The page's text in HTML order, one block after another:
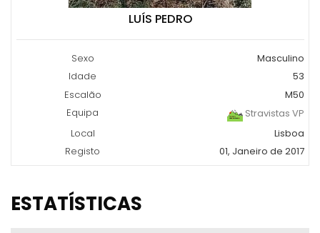
LUÍS PEDRO
Sexo
Masculino
Idade
53
Escalão
M50
Equipa
Stravistas VP
Local
Lisboa
Registo
01, Janeiro de 2017
ESTATÍSTICAS